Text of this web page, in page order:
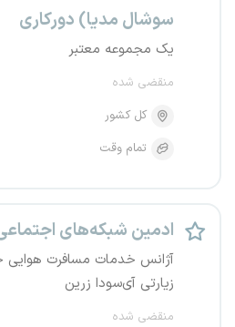
سوشال مدیا) دورکاری
یک مجموعه معتبر
منقضی شده
کل کشور
تمام وقت
ادمین شبکه‌های
آژانس خدمات مسافرت هوایی
زیارتی آی‌سودا زرین
منقضی شده